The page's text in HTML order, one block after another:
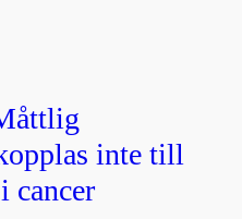
inte till
cancer